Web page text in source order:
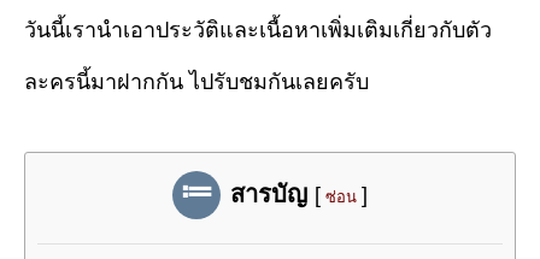
วันนี้เรานำเอาประวัติและเนื้อหาเพิ่มเติมเกี่ยวกับตัว
ละครนี้มาฝากกัน ไปรับชมกันเลยครับ
สารบัญ [ ซ่อน ]